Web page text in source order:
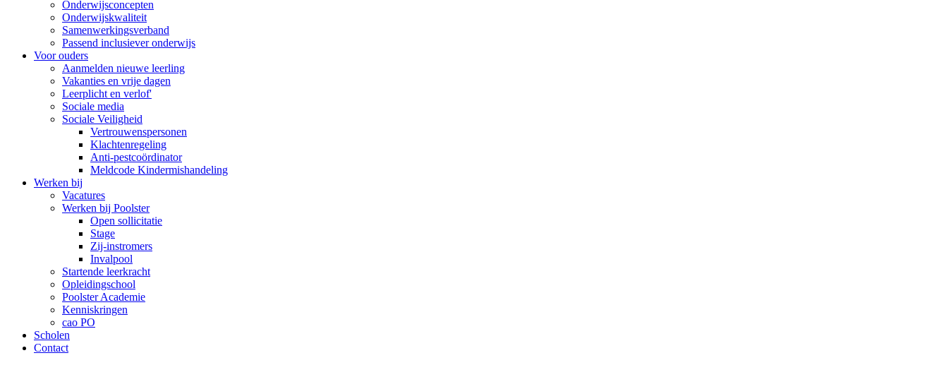
Onderwijsconcepten
Onderwijskwaliteit
Samenwerkingsverband
Passend inclusiever onderwijs
Voor ouders
Aanmelden nieuwe leerling
Vakanties en vrije dagen
Leerplicht en verlof'
Sociale media
Sociale Veiligheid
Vertrouwenspersonen
Klachtenregeling
Anti-pestcoördinator
Meldcode Kindermishandeling
Werken bij
Vacatures
Werken bij Poolster
Open sollicitatie
Stage
Zij-instromers
Invalpool
Startende leerkracht
Opleidingschool
Poolster Academie
Kenniskringen
cao PO
Scholen
Contact